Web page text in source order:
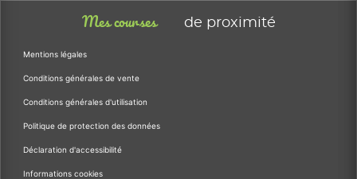
Mes courses de proximité
Mentions légales
Conditions générales de vente
Conditions générales d'utilisation
Politique de protection des données
Déclaration d'accessibilité
Informations cookies